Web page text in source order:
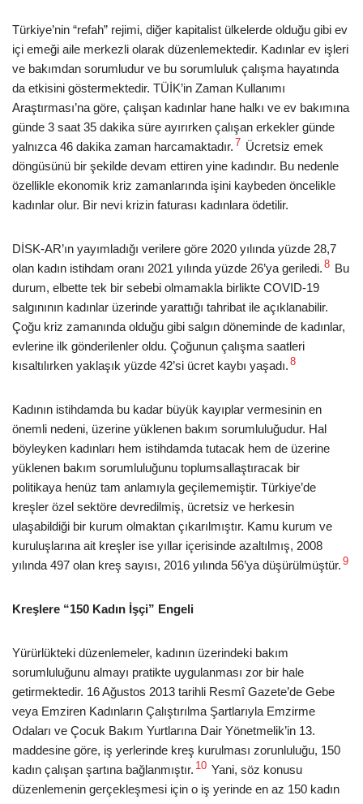
Türkiye’nin “refah” rejimi, diğer kapitalist ülkelerde olduğu gibi ev
içi emeği aile merkezli olarak düzenlemektedir. Kadınlar ev işleri
ve bakımdan sorumludur ve bu sorumluluk çalışma hayatında
da etkisini göstermektedir. TÜİK’in Zaman Kullanımı
Araştırması’na göre, çalışan kadınlar hane halkı ve ev bakımına
günde 3 saat 35 dakika süre ayırırken çalışan erkekler günde
yalnızca 46 dakika zaman harcamaktadır. 7 Ücretsiz emek
döngüsünü bir şekilde devam ettiren yine kadındır. Bu nedenle
özellikle ekonomik kriz zamanlarında işini kaybeden öncelikle
kadınlar olur. Bir nevi krizin faturası kadınlara ödetilir.
DİSK-AR’ın yayımladığı verilere göre 2020 yılında yüzde 28,7
olan kadın istihdam oranı 2021 yılında yüzde 26’ya geriledi. 8 Bu
durum, elbette tek bir sebebi olmamakla birlikte COVID-19
salgınının kadınlar üzerinde yarattığı tahribat ile açıklanabilir.
Çoğu kriz zamanında olduğu gibi salgın döneminde de kadınlar,
evlerine ilk gönderilenler oldu. Çoğunun çalışma saatleri
kısaltılırken yaklaşık yüzde 42’si ücret kaybı yaşadı. 8
Kadının istihdamda bu kadar büyük kayıplar vermesinin en
önemli nedeni, üzerine yüklenen bakım sorumluluğudur. Hal
böyleyken kadınları hem istihdamda tutacak hem de üzerine
yüklenen bakım sorumluluğunu toplumsallaştıracak bir
politikaya henüz tam anlamıyla geçilememiştir. Türkiye’de
kreşler özel sektöre devredilmiş, ücretsiz ve herkesin
ulaşabildiği bir kurum olmaktan çıkarılmıştır. Kamu kurum ve
kuruluşlarına ait kreşler ise yıllar içerisinde azaltılmış, 2008
yılında 497 olan kreş sayısı, 2016 yılında 56’ya düşürülmüştür. 9
Kreşlere “150 Kadın İşçi” Engeli
Yürürlükteki düzenlemeler, kadının üzerindeki bakım
sorumluluğunu almayı pratikte uygulanması zor bir hale
getirmektedir. 16 Ağustos 2013 tarihli Resmî Gazete’de Gebe
veya Emziren Kadınların Çalıştırılma Şartlarıyla Emzirme
Odaları ve Çocuk Bakım Yurtlarına Dair Yönetmelik’in 13.
maddesine göre, iş yerlerinde kreş kurulması zorunluluğu, 150
kadın çalışan şartına bağlanmıştır. 10 Yani, söz konusu
düzenlemenin gerçekleşmesi için o iş yerinde en az 150 kadın